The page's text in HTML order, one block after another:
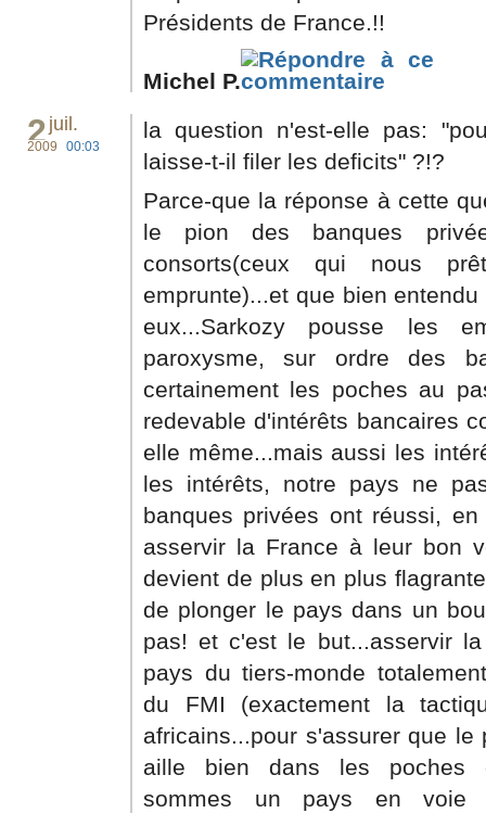
Présidents de France.!!
Michel P.
2juil.
2009 00:03
la question n'est-elle pas:
laisse-t-il filer les deficits" ?!?
Parce-que la réponse à cette
le pion des banques
consorts(ceux qui nous
emprunte)...et que bien
eux...Sarkozy pousse les
paroxysme, sur ordre des
certainement les poches au
redevable d'intérêts bancaires
elle même...mais aussi les
les intérêts, notre pays ne
banques privées ont réussi,
asservir la France à leur bon
devient de plus en plus
de plonger le pays dans un
pas! et c'est le but...asservir
pays du tiers-monde
du FMI (exactement la
africains...pour s'assurer que
aille bien dans les poches
sommes un pays en voie